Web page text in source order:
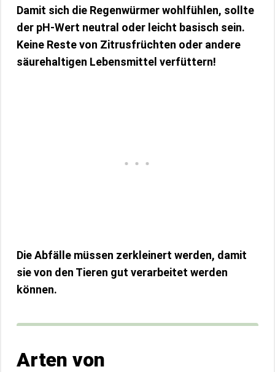
Damit sich die Regenwürmer wohlfühlen, sollte
der pH-Wert neutral oder leicht basisch sein.
Keine Reste von Zitrusfrüchten oder andere
säurehaltigen Lebensmittel verfüttern!
Die Abfälle müssen zerkleinert werden, damit
sie von den Tieren gut verarbeitet werden
können.
Arten von